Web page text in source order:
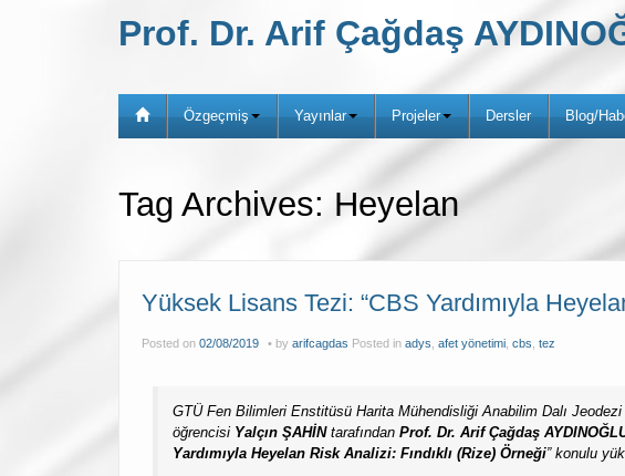
Prof. Dr. Arif Çağdaş
Özgeçmiş Yayınlar Projeler Dersler Blog/
Tag Archives: Heyelan
Yüksek Lisans Tezi: “CBS Yardımıyla
Posted on 02/08/2019 by arifcagdas Posted in adys afet yönetimi cbs tez
GTÜ Fen Bilimleri Enstitüsü Harita Mühendisliği Anabilim Dalı
öğrencisi Yalçın ŞAHİNtarafından Prof. Dr. Arif Çağdaş
Yardımıyla Heyelan Risk Analizi: Fındıklı (Rize) Örneği” konulu